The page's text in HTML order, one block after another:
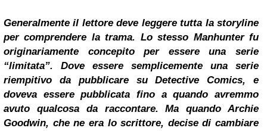
Generalmente il lettore deve leggere tutta la storyline
per comprendere la trama. Lo stesso Manhunter fu
originariamente concepito per essere una serie
“limitata”. Dove essere semplicemente una serie
riempitivo da pubblicare su Detective Comics, e
doveva essere pubblicata fino a quando avremmo
avuto qualcosa da raccontare. Ma quando Archie
Goodwin, che ne era lo scrittore, decise di cambiare